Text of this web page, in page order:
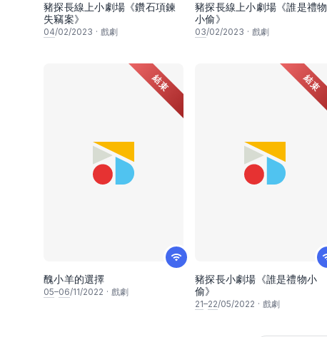
豬探長線上小劇場《鑽石項鍊
失竊案》
04/02/2023 · 戲劇
豬探長線上小劇場《誰是禮物
小偷》
03/02/2023 · 戲劇
結束
醜小羊的選擇
05–06/11/2022 · 戲劇
結束
豬探長小劇場《誰是禮物小
偷》
21–22/05/2022 · 戲劇